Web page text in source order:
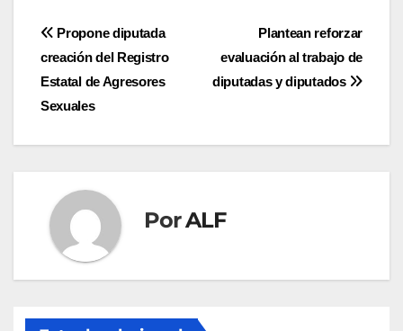
Navegación
de
entradas
Plantean reforzar
evaluación al trabajo de
diputadas y diputados
Propone diputada
creación del Registro
Estatal de Agresores
Sexuales
PorALF